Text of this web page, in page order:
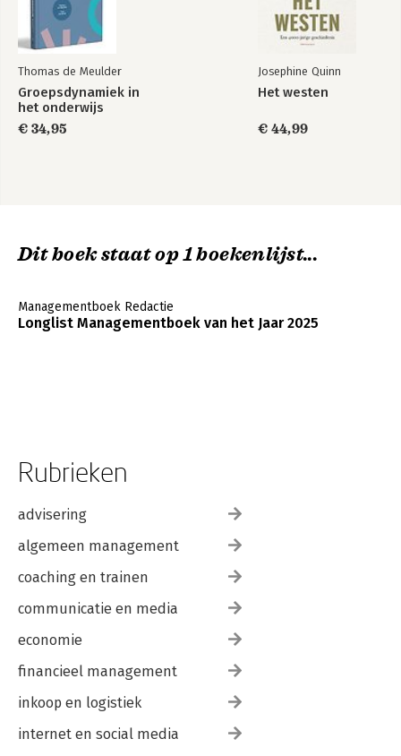
Thomas de Meulder
Groepsdynamiek in
het onderwijs
€ 34,95
Josephine Quinn
Het westen
€ 44,99
Dit boek staat op 1 boekenlijst...
Managementboek Redactie
Longlist Managementboek van het Jaar 2025
Rubrieken
advisering
algemeen management
coaching en trainen
communicatie en media
economie
financieel management
inkoop en logistiek
internet en social media